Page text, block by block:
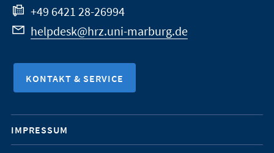
+49 6421 28-26994
helpdesk@hrz.uni-marburg.de
KONTAKT & SERVICE
Mobile-
Service-
IMPRESSUM